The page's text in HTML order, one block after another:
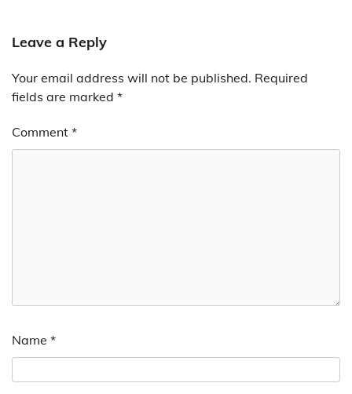
Leave a Reply
Your email address will not be published. Required
fields are marked *
Comment *
Name *